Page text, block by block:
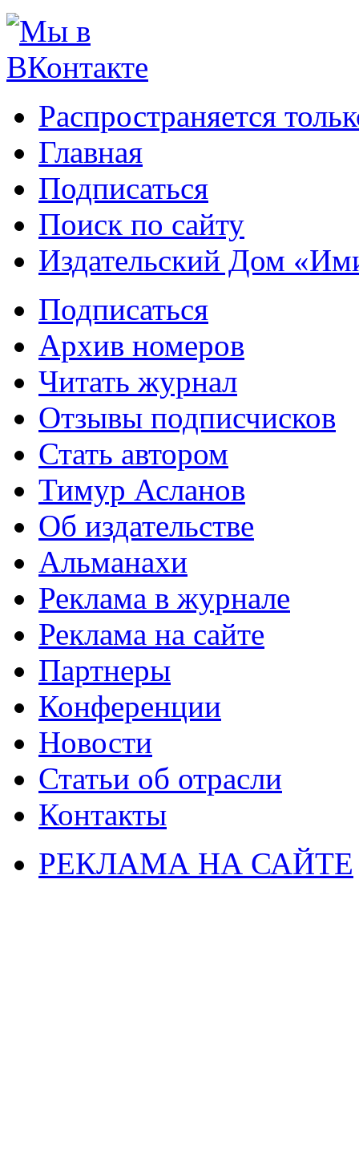
Распространяется
Главная
Подписаться
Поиск по сайту
Издательский Дом
Подписаться
Архив номеров
Читать журнал
Отзывы подписчисков
Стать автором
Тимур Асланов
Об издательстве
Альманахи
Реклама в журнале
Реклама на сайте
Партнеры
Конференции
Новости
Статьи об отрасли
Контакты
РЕКЛАМА НА САЙТЕ